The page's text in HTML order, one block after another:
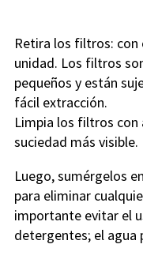
Retira los filtros:
unidad. Los filtros
pequeños y están
fácil extracción.
Limpia los filtros con
suciedad más visible.
Luego, sumérgelos
para eliminar
importante evitar el
detergentes; el agua